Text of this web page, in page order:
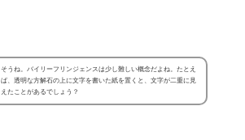
そうね。バイリーフリンジェンスは少し難しい概念だよね。たとえ
ば、透明な方解石の上に文字を書いた紙を置くと、文字が二重に見
えたことがあるでしょう？